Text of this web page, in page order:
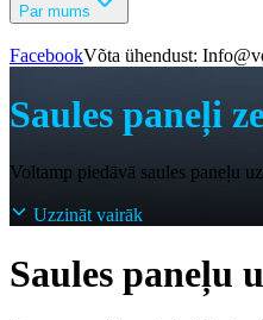
Par mums
FacebookVõta ühendust:
Saules paneļi
Voltamp piedāvā saules paneļu
Uzzināt vairāk
Saules paneļu